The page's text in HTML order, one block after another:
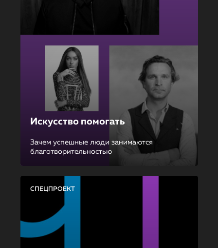
Искусство помогать
Зачем успешные люди занимаются
благотворительностью
СПЕЦПРОЕКТ